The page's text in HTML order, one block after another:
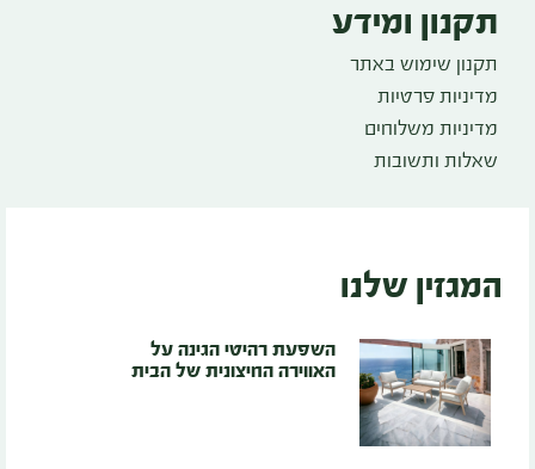
תקנון ומידע
תקנון שימוש באתר
מדיניות פרטיות
מדיניות משלוחים
שאלות ותשובות
המגזין שלנו
השפעת רהיטי הגינה על
האווירה החיצונית של הבית